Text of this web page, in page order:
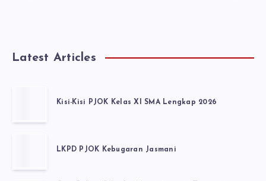
Latest Articles
Kisi-Kisi PJOK Kelas XI SMA Lengkap 2026
LKPD PJOK Kebugaran Jasmani